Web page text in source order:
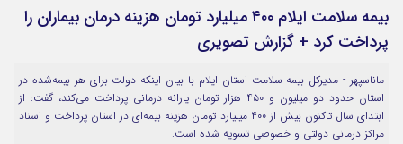
آپارات
مرا به خاطر بسپار
بیمه سلامت ایلام ۴۰۰ میلیارد تومان هزینه درمان بیماران را
پرداخت کرد + گزارش تصویری
ماناسپهر - مدیرکل بیمه سلامت استان ایلام با بیان اینکه دولت برای هر بیمه‌شده در
استان حدود دو میلیون و ۴۵۰ هزار تومان یارانه درمانی پرداخت می‌کند، گفت: از
ابتدای سال تاکنون بیش از ۴۰۰ میلیارد تومان هزینه بیمه‌ای در استان پرداخت و اسناد
مراکز درمانی دولتی و خصوصی تسویه شده است.